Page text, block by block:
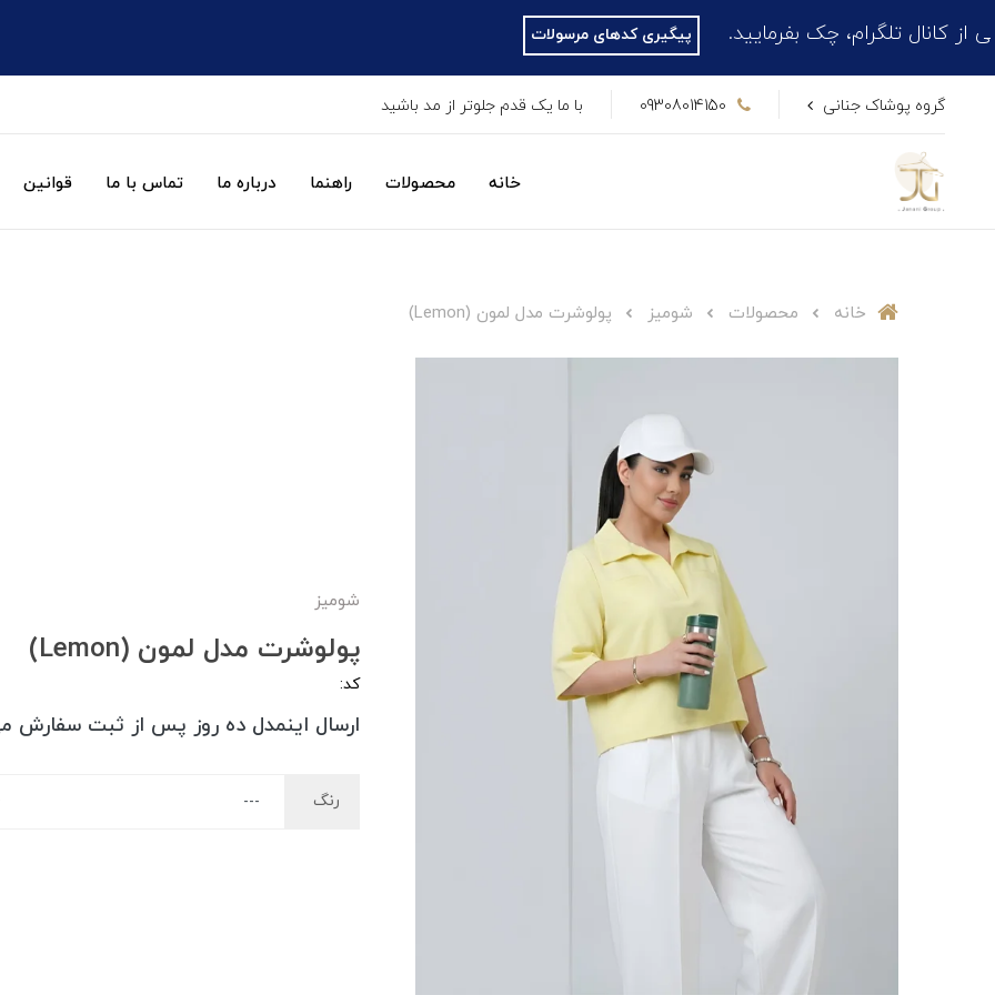
چک بفرمایید. پیگیری کدهای مرسولات
گروه پوشاک جنانی 09308014150 با ما یک قدم جلوتر از مد باشید
خانه محصولات راهنما درباره ما تماس با ما قوانین
خانه محصولات شومیز پولوشرت مدل لمون (Lemon)
شومیز
پولوشرت مدل لمون (Lemon)
کد:
ارسال اینمدل ده روز پس از ثبت سفارش
رنگ